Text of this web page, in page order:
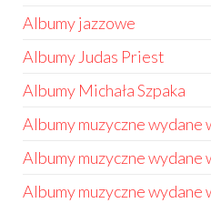
Albumy jazzowe
Albumy Judas Priest
Albumy Michała Szpaka
Albumy muzyczne wydane
Albumy muzyczne wydane
Albumy muzyczne wydane